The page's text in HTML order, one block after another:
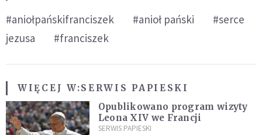
#aniołpańskifranciszek #anioł pański
#serce
jezusa
#franciszek
WIĘCEJ W:SERWIS PAPIESKI
Opublikowano program wizyty
Leona XIV we Francji
SERWIS PAPIESKI